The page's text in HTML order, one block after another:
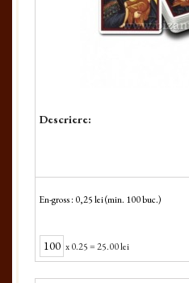
Descriere:
En-gross : 0,25 lei (min. 100 buc.)
x0.25=25.00 lei